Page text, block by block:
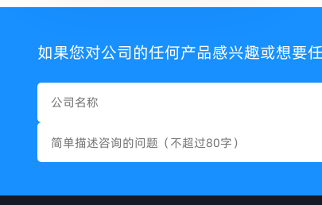
如果您对公司的任何产品感兴趣或想要